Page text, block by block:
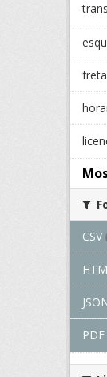
CSV
PDF